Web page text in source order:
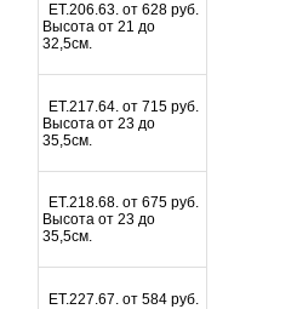
ET.206.63. от 628 руб.
Высота от 21 до
32,5см.
ET.217.64. от 715 руб.
Высота от 23 до
35,5см.
ET.218.68. от 675 руб.
Высота от 23 до
35,5см.
ET.227.67. от 584 руб.